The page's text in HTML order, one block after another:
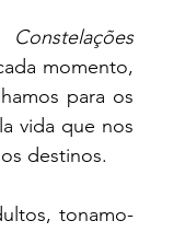
Constelações
momento,
para os
vida que nos
destinos.
tonamo-